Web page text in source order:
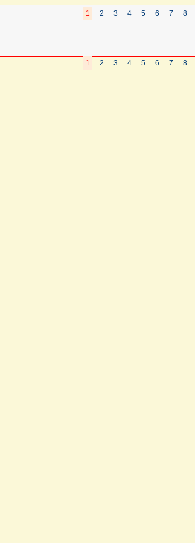
1 2 3 4 5 6 7 8
1 2 3 4 5 6 7 8